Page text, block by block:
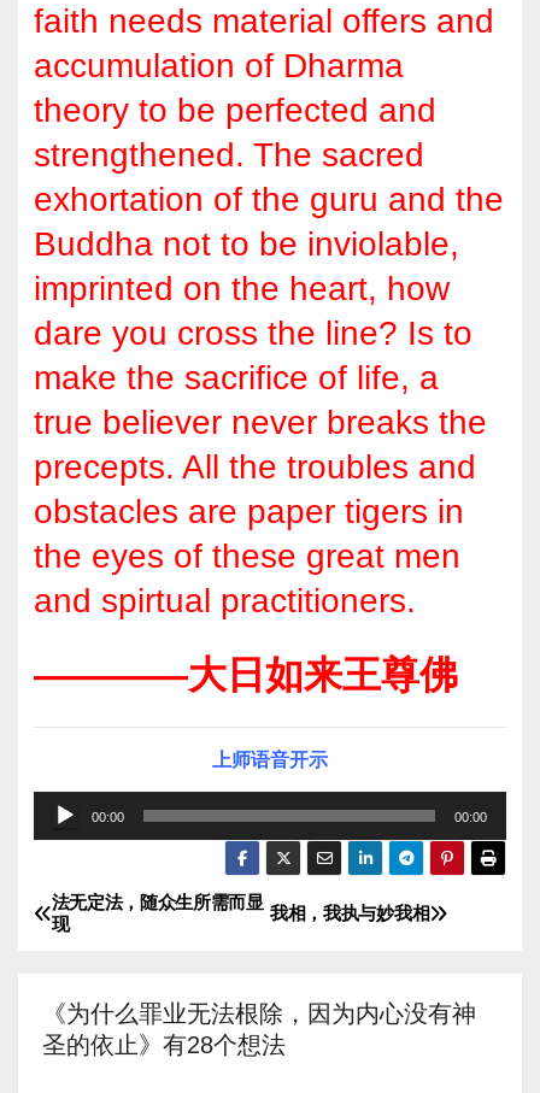
faith needs material offers and
accumulation of Dharma
theory to be perfected and
strengthened. The sacred
exhortation of the guru and the
Buddha not to be inviolable,
imprinted on the heart, how
dare you cross the line? Is to
make the sacrifice of life, a
true believer never breaks the
precepts. All the troubles and
obstacles are paper tigers in
the eyes of these great men
and spirtual practitioners.
————大日如来王尊佛
上师语音开示
频
放
00:00 00:00
文
导
航
我相，我执与妙我相
法无定法，随众生所需而显
现
《为什么罪业无法根除，因为内心没有神
圣的依止》有28个想法